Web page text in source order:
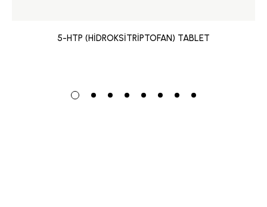
5-HTP (HİDROKSİTRİPTOFAN) TABLET